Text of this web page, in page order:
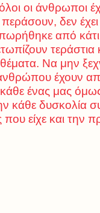
οι άνθρωποι
δεν
από
τεράστια
Να μην
έχουν
ένας μας
κάθε δυσκολία
που είχε και την